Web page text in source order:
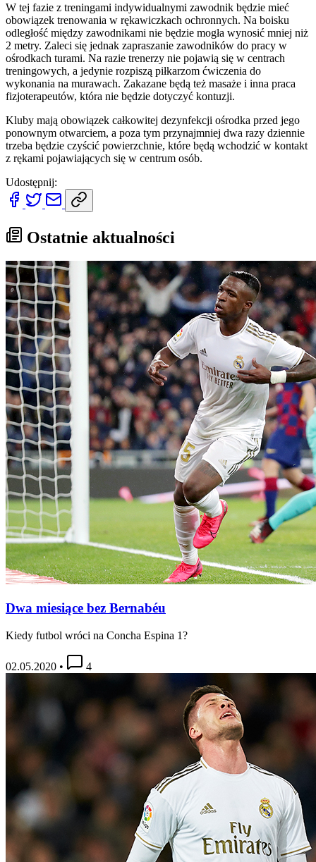
W tej fazie z treningami indywidualnymi zawodnik będzie mieć
obowiązek trenowania w rękawiczkach ochronnych. Na boisku
odległość między zawodnikami nie będzie mogła wynosić mniej niż
2 metry. Zaleci się jednak zapraszanie zawodników do pracy w
ośrodkach turami. Na razie trenerzy nie pojawią się w centrach
treningowych, a jedynie rozpiszą piłkarzom ćwiczenia do
wykonania na murawach. Zakazane będą też masaże i inna praca
fizjoterapeutów, która nie będzie dotyczyć kontuzji.
Kluby mają obowiązek całkowitej dezynfekcji ośrodka przed jego
ponownym otwarciem, a poza tym przynajmniej dwa razy dziennie
trzeba będzie czyścić powierzchnie, które będą wchodzić w kontakt
z rękami pojawiających się w centrum osób.
Udostępnij:
Ostatnie aktualności
Dwa miesiące bez Bernabéu
Kiedy futbol wróci na Concha Espina 1?
02.05.2020 • 4